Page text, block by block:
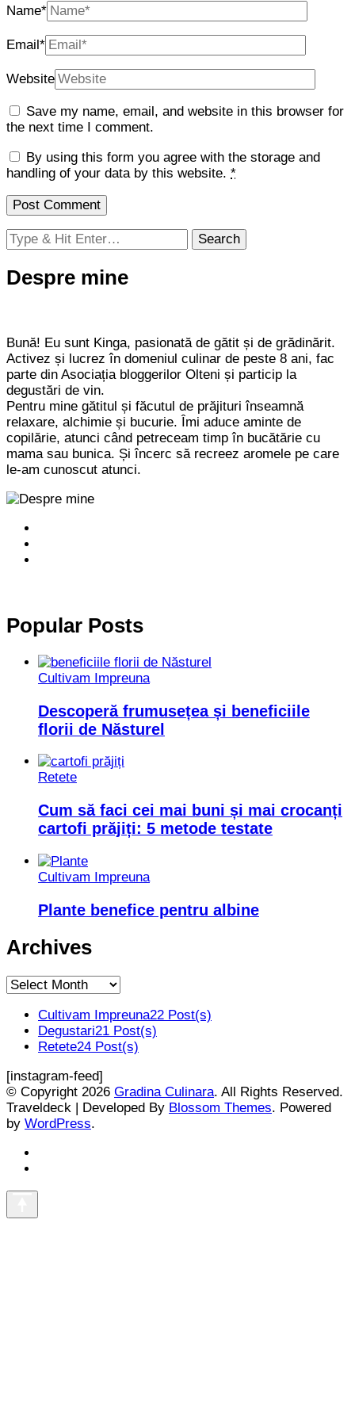
Name*
Email*
Website
Save my name, email, and website in this browser for
the next time I comment.
By using this form you agree with the storage and
handling of your data by this website. *
Looking
for
Something?
Despre mine
Bună! Eu sunt Kinga, pasionată de gătit și de grădinărit.
Activez și lucrez în domeniul culinar de peste 8 ani, fac
parte din Asociația bloggerilor Olteni și particip la
degustări de vin.
Pentru mine gătitul și făcutul de prăjituri înseamnă
relaxare, alchimie și bucurie. Îmi aduce aminte de
copilărie, atunci când petreceam timp în bucătărie cu
mama sau bunica. Și încerc să recreez aromele pe care
le-am cunoscut atunci.
Popular Posts
Cultivam Impreuna
Descoperă frumusețea și beneficiile
florii de Năsturel
Retete
Cum să faci cei mai buni și mai crocanți
cartofi prăjiți: 5 metode testate
Cultivam Impreuna
Plante benefice pentru albine
Archives
Archives
Cultivam Impreuna22 Post(s)
Degustari21 Post(s)
Retete24 Post(s)
[instagram-feed]
© Copyright 2026 Gradina Culinara. All Rights Reserved.
Traveldeck | Developed By Blossom Themes. Powered
by WordPress.